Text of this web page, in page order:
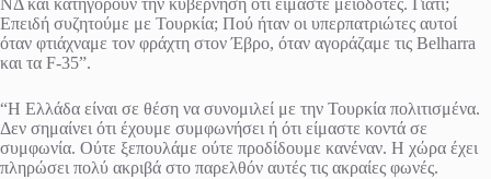
ΝΔ και κατηγορούν την κυβέρνηση ότι είμαστε μειοδότες. Γιατί;
Επειδή συζητούμε με Τουρκία; Πού ήταν οι υπερπατριώτες αυτοί
όταν φτιάχναμε τον φράχτη στον Έβρο, όταν αγοράζαμε τις Belharra
και τα F-35”.
“Η Ελλάδα είναι σε θέση να συνομιλεί με την Τουρκία πολιτισμένα.
Δεν σημαίνει ότι έχουμε συμφωνήσει ή ότι είμαστε κοντά σε
συμφωνία. Ούτε ξεπουλάμε ούτε προδίδουμε κανέναν. Η χώρα έχει
πληρώσει πολύ ακριβά στο παρελθόν αυτές τις ακραίες φωνές.